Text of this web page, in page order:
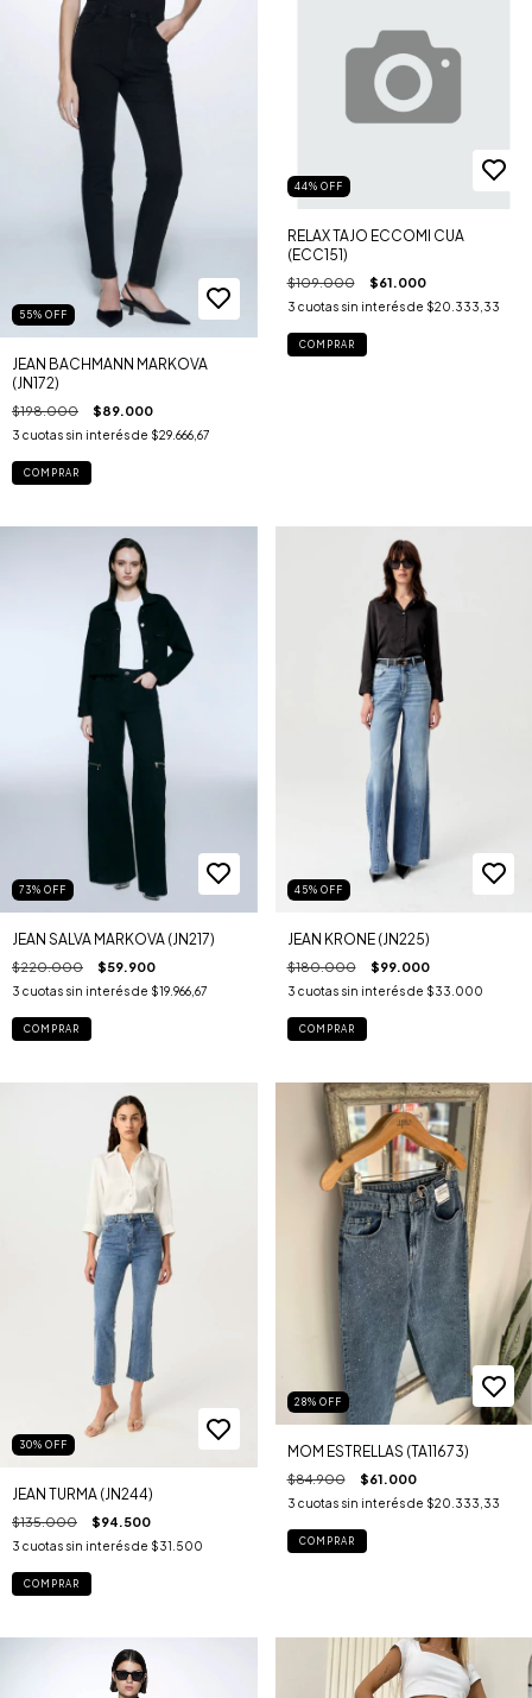
55% OFF
JEAN BACHMANN MARKOVA
(JN172)
$198.000 $89.000
3 cuotas sin interés de $29.666,67
COMPRAR
44% OFF
RELAX TAJO ECCOMI CUA
(ECC151)
$109.000 $61.000
3 cuotas sin interés de $20.333,33
COMPRAR
73% OFF
JEAN SALVA MARKOVA (JN217)
$220.000 $59.900
3 cuotas sin interés de $19.966,67
COMPRAR
45% OFF
JEAN KRONE (JN225)
$180.000 $99.000
3 cuotas sin interés de $33.000
COMPRAR
30% OFF
JEAN TURMA (JN244)
$135.000 $94.500
3 cuotas sin interés de $31.500
COMPRAR
28% OFF
MOM ESTRELLAS (TA11673)
$84.900 $61.000
3 cuotas sin interés de $20.333,33
COMPRAR